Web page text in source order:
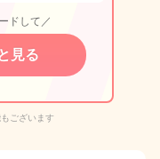
ドして／
見る
ございます